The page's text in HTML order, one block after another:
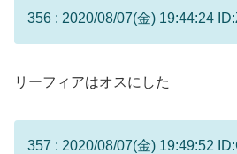
356 : 2020/08/07(金) 19:44:24
リーフィアはオスにした
357 : 2020/08/07(金) 19:49:52